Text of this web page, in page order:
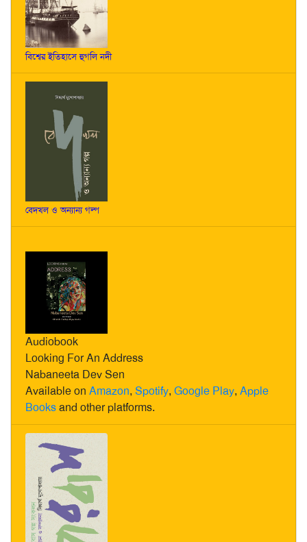
বিশ্বের ইতিহাসে হুগলি নদী
বেদখল ও অন্যান্য গল্প
Audiobook
Looking For An Address
Nabaneeta Dev Sen
Available on Amazon, Spotify, Google Play, Apple
Booksand other platforms.